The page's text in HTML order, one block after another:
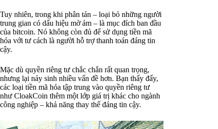
Tuy nhiên, trong khi phân tán – loại bỏ những người
trung gian có dấu hiệu mờ ám – là mục đích ban đầu
của bitcoin. Nó không còn đủ để sử dụng tiền mã
hóa với tư cách là người hỗ trợ thanh toán đáng tin
cậy.
Mặc dù quyền riêng tư chắc chắn rất quan trọng,
nhưng lại nảy sinh nhiều vấn đề hơn. Bạn thấy đấy,
các loại tiền mã hóa tập trung vào quyền riêng tư
như CloakCoin thêm một lớp giá trị khác cho ngành
công nghiệp – khả năng thay thế đáng tin cậy.